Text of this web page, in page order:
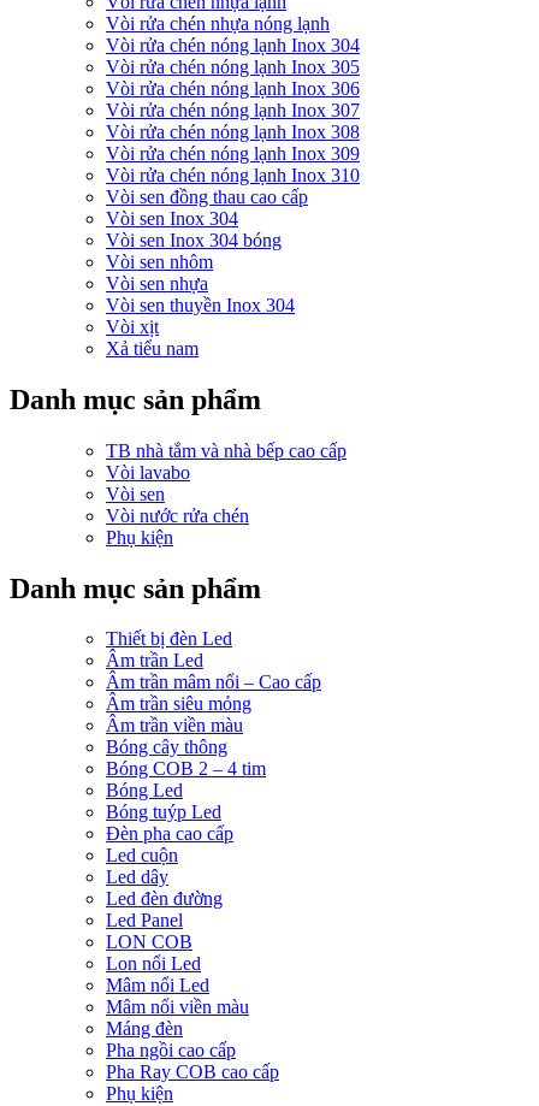
Vòi rửa chén nhựa nóng lạnh
Vòi rửa chén nóng lạnh Inox 304
Vòi rửa chén nóng lạnh Inox 305
Vòi rửa chén nóng lạnh Inox 306
Vòi rửa chén nóng lạnh Inox 307
Vòi rửa chén nóng lạnh Inox 308
Vòi rửa chén nóng lạnh Inox 309
Vòi rửa chén nóng lạnh Inox 310
Vòi sen đồng thau cao cấp
Vòi sen Inox 304
Vòi sen Inox 304 bóng
Vòi sen nhôm
Vòi sen nhựa
Vòi sen thuyền Inox 304
Vòi xịt
Xả tiểu nam
Danh mục sản phẩm
TB nhà tắm và nhà bếp cao cấp
Vòi lavabo
Vòi sen
Vòi nước rửa chén
Phụ kiện
Danh mục sản phẩm
Thiết bị đèn Led
Âm trần Led
Âm trần mâm nổi – Cao cấp
Âm trần siêu mỏng
Âm trần viền màu
Bóng cây thông
Bóng COB 2 – 4 tim
Bóng Led
Bóng tuýp Led
Đèn pha cao cấp
Led cuộn
Led dây
Led đèn đường
Led Panel
LON COB
Lon nổi Led
Mâm nổi Led
Mâm nổi viền màu
Máng đèn
Pha ngồi cao cấp
Pha Ray COB cao cấp
Phụ kiện